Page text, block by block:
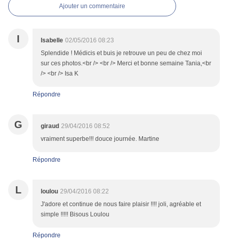
Ajouter un commentaire
I Isabelle 02/05/2016 08:23
Splendide ! Médicis et buis je retrouve un peu de chez moi
sur ces photos.<br /> <br /> Merci et bonne semaine Tania,<br
/> <br /> Isa K
Répondre
G giraud 29/04/2016 08:52
vraiment superbe!!! douce journée. Martine
Répondre
L loulou 29/04/2016 08:22
J'adore et continue de nous faire plaisir !!!! joli, agréable et
simple !!!!! Bisous Loulou
Répondre